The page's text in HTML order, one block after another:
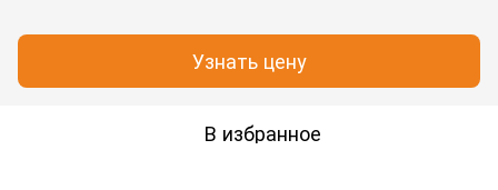
Узнать цену
В избранное